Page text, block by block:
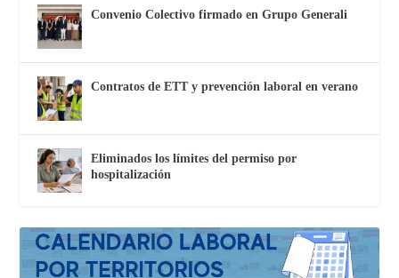
Convenio Colectivo firmado en Grupo Generali
Contratos de ETT y prevención laboral en verano
Eliminados los límites del permiso por
hospitalización